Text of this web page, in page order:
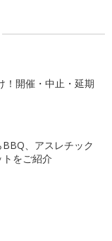
！開催・中止・延期
、アスレチック
をご紹介